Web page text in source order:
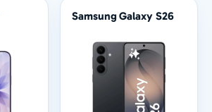
Samsung Galaxy S26